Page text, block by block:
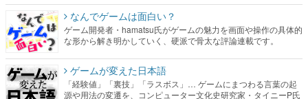
なんでゲームは面白い？
ゲーム開発者・hamatsu氏がゲームの魅力を画面や操作の具体的
な形から解き明かしていく、硬派で骨太な評論連載です。
ゲームが変えた日本語
「経験値」「裏技」「ラスボス」… ゲームにまつわる言葉の起
源や用法の変遷を、コンピューター文化史研究家・タイニーP氏